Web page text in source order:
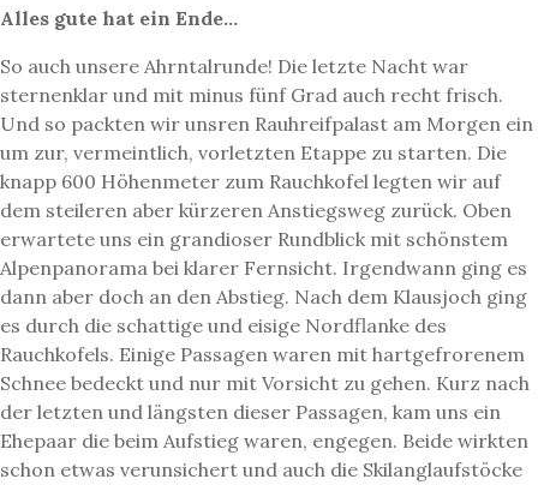
Alles gute hat ein Ende…
So auch unsere Ahrntalrunde! Die letzte Nacht war
sternenklar und mit minus fünf Grad auch recht frisch.
Und so packten wir unsren Rauhreifpalast am Morgen ein
um zur, vermeintlich, vorletzten Etappe zu starten. Die
knapp 600 Höhenmeter zum Rauchkofel legten wir auf
dem steileren aber kürzeren Anstiegsweg zurück. Oben
erwartete uns ein grandioser Rundblick mit schönstem
Alpenpanorama bei klarer Fernsicht. Irgendwann ging es
dann aber doch an den Abstieg. Nach dem Klausjoch ging
es durch die schattige und eisige Nordflanke des
Rauchkofels. Einige Passagen waren mit hartgefrorenem
Schnee bedeckt und nur mit Vorsicht zu gehen. Kurz nach
der letzten und längsten dieser Passagen, kam uns ein
Ehepaar die beim Aufstieg waren, engegen. Beide wirkten
schon etwas verunsichert und auch die Skilanglaufstöcke